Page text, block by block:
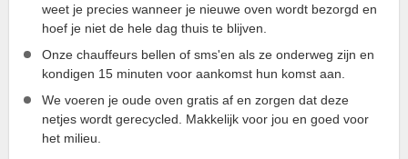
weet je precies wanneer je nieuwe oven wordt bezorgd en
hoef je niet de hele dag thuis te blijven.
Onze chauffeurs bellen of sms'en als ze onderweg zijn en
kondigen 15 minuten voor aankomst hun komst aan.
We voeren je oude oven gratis af en zorgen dat deze
netjes wordt gerecycled. Makkelijk voor jou en goed voor
het milieu.